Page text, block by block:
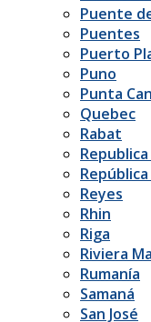
Puente
Puentes
Puerto
Puno
Punta
Quebec
Rabat
Reyes
Rhin
Riga
Riviera
Rumanía
Samaná
San José